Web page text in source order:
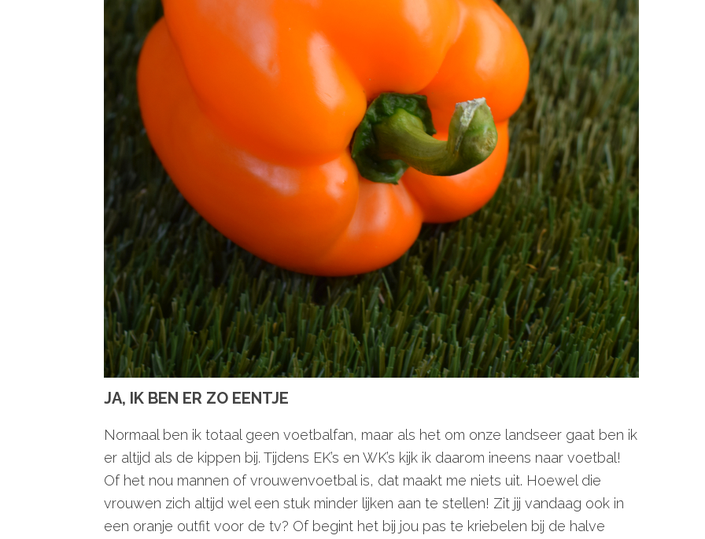
JA, IK BEN ER ZO EENTJE
Normaal ben ik totaal geen voetbalfan, maar als het om onze landseer gaat ben ik
er altijd als de kippen bij. Tijdens EK’s en WK’s kijk ik daarom ineens naar voetbal!
Of het nou mannen of vrouwenvoetbal is, dat maakt me niets uit. Hoewel die
vrouwen zich altijd wel een stuk minder lijken aan te stellen! Zit jij vandaag ook in
een oranje outfit voor de tv? Of begint het bij jou pas te kriebelen bij de halve